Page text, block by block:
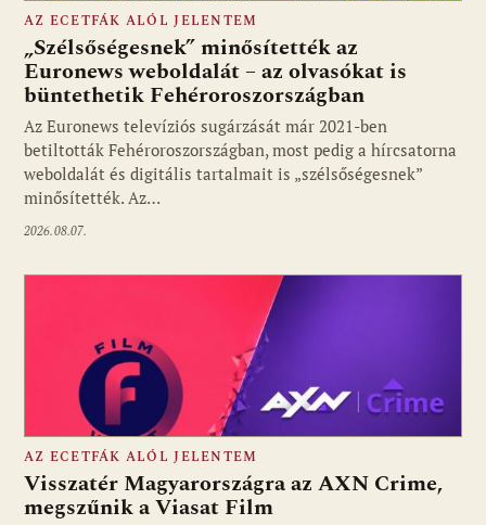
Fotó: media1.hu
AZ ECETFÁK ALÓL JELENTEM
„Szélsőségesnek” minősítették az
Euronews weboldalát – az olvasókat is
büntethetik Fehéroroszországban
Az Euronews televíziós sugárzását már 2021-ben
betiltották Fehéroroszországban, most pedig a hírcsatorna
weboldalát és digitális tartalmait is „szélsőségesnek”
minősítették. Az…
2026.08.07.
AZ ECETFÁK ALÓL JELENTEM
Visszatér Magyarországra az AXN Crime,
megszűnik a Viasat Film